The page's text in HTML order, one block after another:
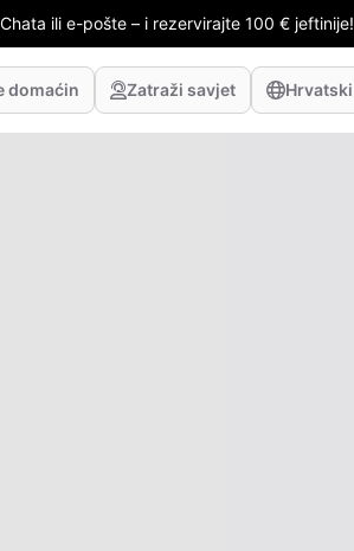
ili e-pošte – i rezervirajte 100 € jeftinije!
domaćin Zatraži savjet Hrvatski